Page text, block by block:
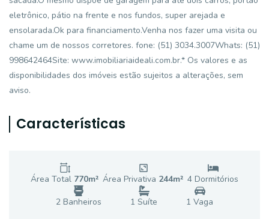
eletrônico, pátio na frente e nos fundos, super arejada e
ensolarada.Ok para financiamento.Venha nos fazer uma visita ou
chame um de nossos corretores. fone: (51) 3034.3007Whats: (51)
998642464Site: www.imobiliariaideali.com.br.* Os valores e as
disponibilidades dos imóveis estão sujeitos a alterações, sem
aviso.
Características
Área Total 770m² Área Privativa 244m² 4 Dormitórios
2 Banheiros 1 Suíte 1 Vaga